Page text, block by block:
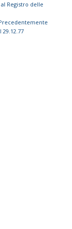
Registro delle